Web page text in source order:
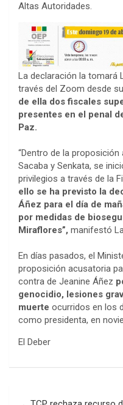
Altas Autoridades.
La declaración la tomará
través del Zoom desde
de ella dos fiscales
presentes en el penal
Paz.
“Dentro de la
Sacaba y Senkata, se
privilegios a través de la
ello se ha previsto la
Áñez para el día de
por medidas de
Miraflores”, manifestó
En días pasados, el
proposición acusatoria
contra de Jeanine Áñez
genocidio, lesiones
muerte ocurridos en los
como presidenta, en
El Deber